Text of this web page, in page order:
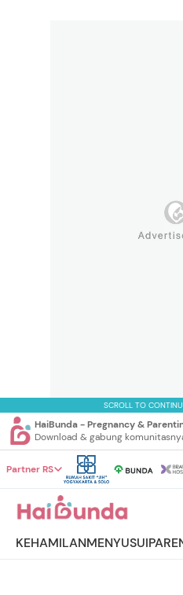
SCROLL TO
HaiBunda - Pregnancy &
Download & gabung
Partner RS
KEHAMILANMENYUSUI